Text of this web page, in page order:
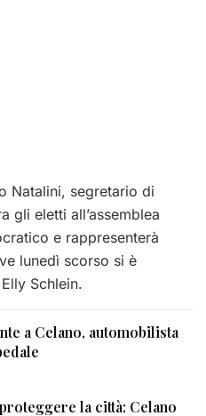
Natalini, segretario di
gli eletti all’assemblea
e rappresenterà
lunedì scorso si è
Schlein.
a Celano, automobilista
la città: Celano